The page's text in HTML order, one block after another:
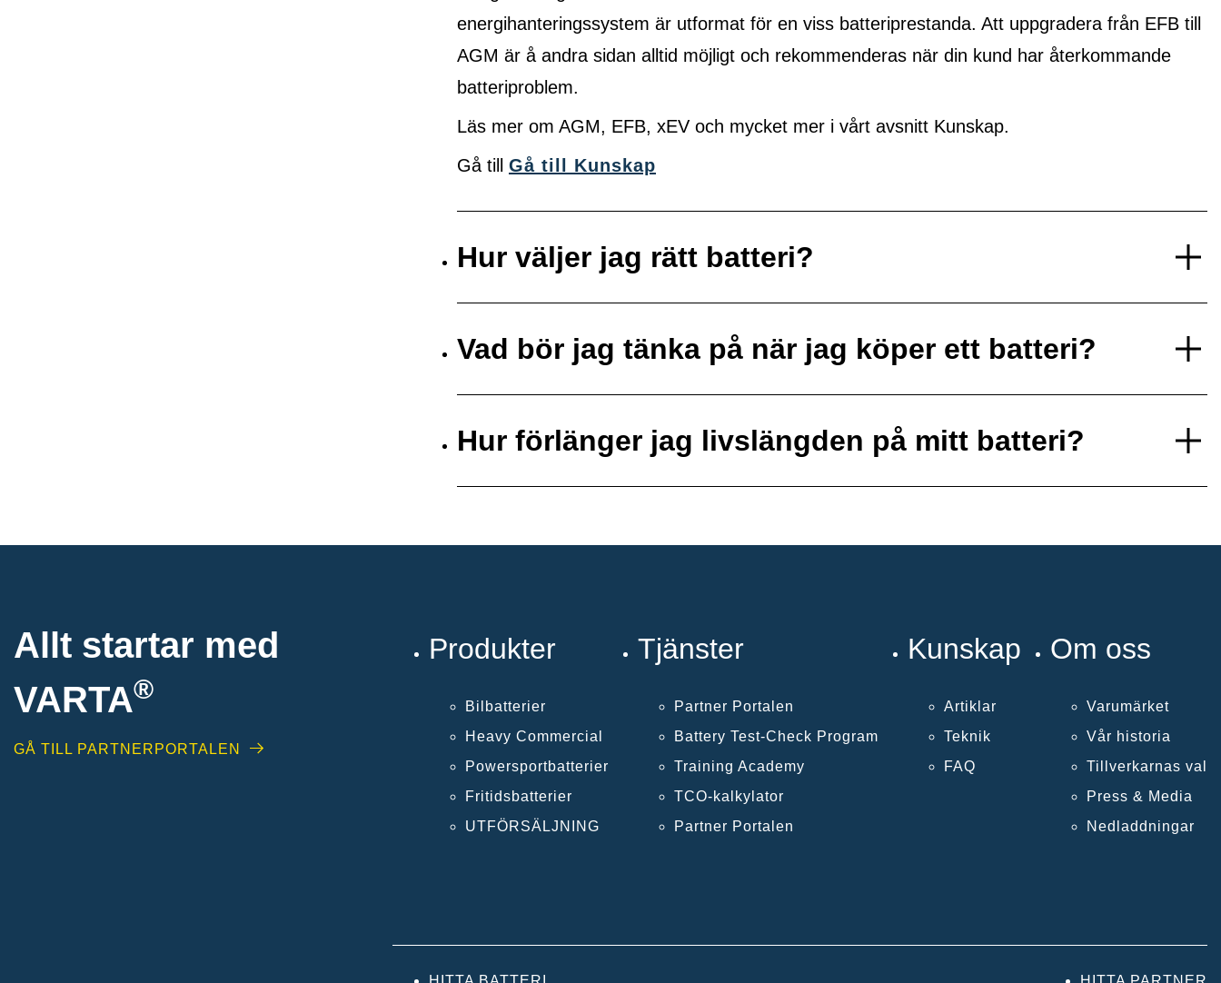
energihanteringssystem är utformat för en viss batteriprestanda. Att uppgradera från EFB till
AGM är å andra sidan alltid möjligt och rekommenderas när din kund har återkommande
batteriproblem.
Läs mer om AGM, EFB, xEV och mycket mer i vårt avsnitt Kunskap.
Gå till Gå till Kunskap
Hur väljer jag rätt batteri?
Vad bör jag tänka på när jag köper ett batteri?
Hur förlänger jag livslängden på mitt batteri?
Allt startar med
VARTA®
GÅ TILL PARTNERPORTALEN
Produkter
Bilbatterier
Heavy Commercial
Powersportbatterier
Fritidsbatterier
UTFÖRSÄLJNING
Tjänster
Partner Portalen
Battery Test-Check Program
Training Academy
TCO-kalkylator
Partner Portalen
Kunskap
Artiklar
Teknik
FAQ
Om oss
Varumärket
Vår historia
Tillverkarnas val
Press & Media
Nedladdningar